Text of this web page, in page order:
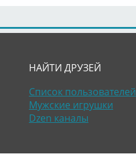
НАЙТИ ДРУЗЕЙ
Список пользователей
Мужские игрушки
Dzen каналы